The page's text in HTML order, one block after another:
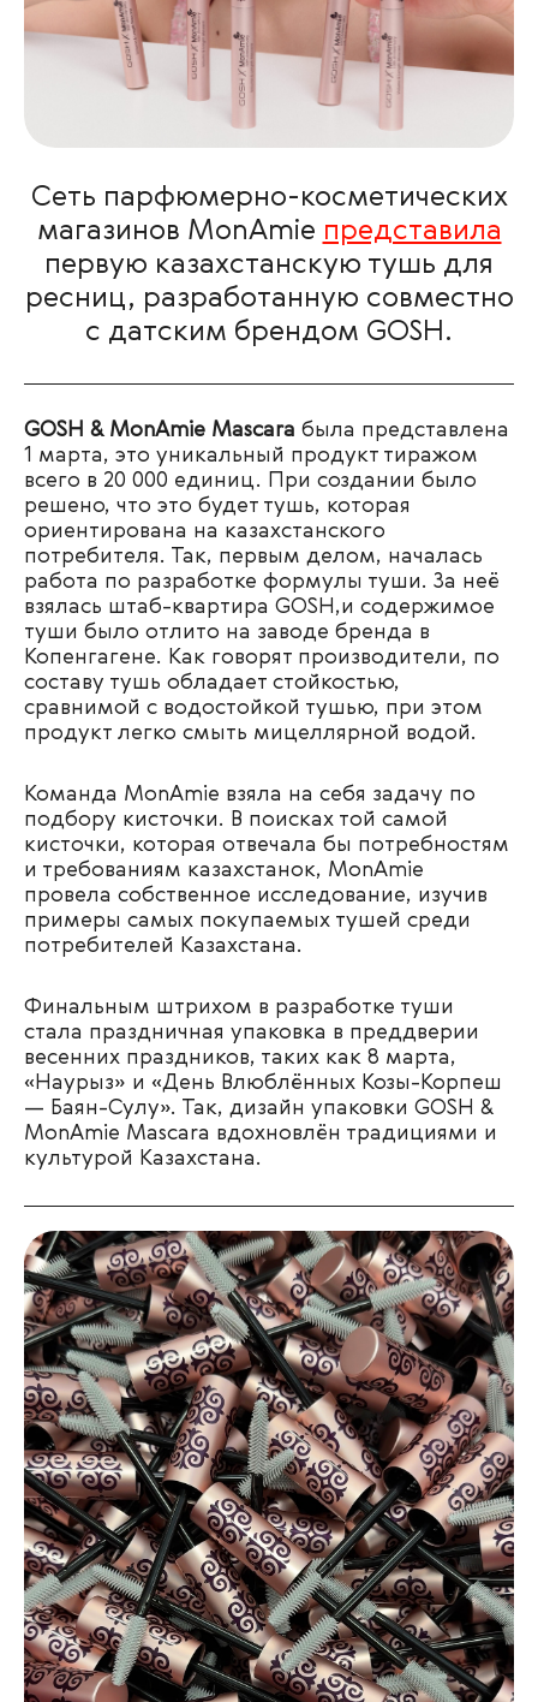
Сеть парфюмерно-косметических
магазинов MonAmie представила
первую казахстанскую тушь для
ресниц, разработанную совместно
с датским брендом GOSH.
GOSH & MonAmie Mascara была представлена
1 марта, это уникальный продукт тиражом
всего в 20 000 единиц. При создании было
решено, что это будет тушь, которая
ориентирована на казахстанского
потребителя. Так, первым делом, началась
работа по разработке формулы туши. За неё
взялась штаб-квартира GOSH,и содержимое
туши было отлито на заводе бренда в
Копенгагене. Как говорят производители, по
составу тушь обладает стойкостью,
сравнимой с водостойкой тушью, при этом
продукт легко смыть мицеллярной водой.
Команда MonAmie взяла на себя задачу по
подбору кисточки. В поисках той самой
кисточки, которая отвечала бы потребностям
и требованиям казахстанок, MonAmie
провела собственное исследование, изучив
примеры самых покупаемых тушей среди
потребителей Казахстана.
Финальным штрихом в разработке туши
стала праздничная упаковка в преддверии
весенних праздников, таких как 8 марта,
«Наурыз» и «День Влюблённых Козы-Корпеш
— Баян-Сулу». Так, дизайн упаковки GOSH &
MonAmie Mascara вдохновлён традициями и
культурой Казахстана.